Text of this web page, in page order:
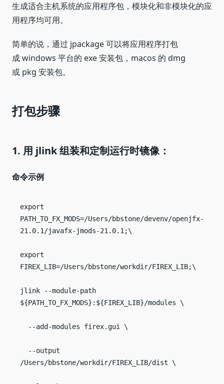
生成适合主机系统的应用程序包，模块化和非模块化的应
用程序均可用。
简单的说，通过 jpackage 可以将应用程序打包
成 windows 平台的 exe 安装包，macos 的 dmg
或 pkg 安装包。
打包步骤
1. 用 jlink 组装和定制运行时镜像：
命令示例
export
PATH_TO_FX_MODS=/Users/bbstone/devenv/openjfx-
21.0.1/javafx-jmods-21.0.1;\
export
FIREX_LIB=/Users/bbstone/workdir/FIREX_LIB;\
jlink --module-path
${PATH_TO_FX_MODS}:${FIREX_LIB}/modules \
--add-modules firex.gui \
--output
/Users/bbstone/workdir/FIREX_LIB/dist \